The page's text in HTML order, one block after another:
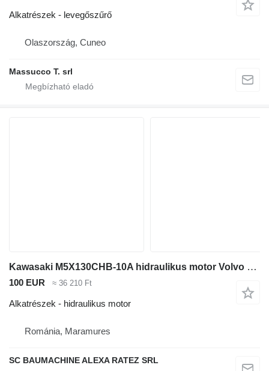
Alkatrészek - levegőszűrő
Olaszország, Cuneo
Massucco T. srl
Kawasaki M5X130CHB-10A hidraulikus motor Volvo kotrógép-hoz
100 EUR ≈ 36 210 Ft
Alkatrészek - hidraulikus motor
Románia, Maramures
SC BAUMACHINE ALEXA RATEZ SRL